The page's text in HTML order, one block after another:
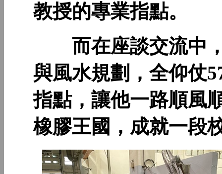
教授的專業指點。
而在座談交流中，
與風水規劃，全仰仗
指點，讓他一路順風
橡膠王國，成就一段